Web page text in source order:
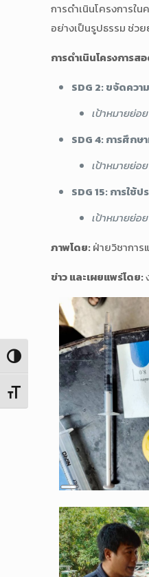
Toggle High Contrast
Toggle Font size
การดำเนินโครงการใ
อย่างเป็นรูปธรรม ช่ว
การดำเนินโครงการ
SDG 2: ขจัดคว
เป้าหมายย่อ
SDG 4: การศึก
เป้าหมายย่อ
SDG 15: การใช้
เป้าหมายย่อย
ภาพโดย:ฝ่ายวิชาการ
ข่าว และเผยแพร่โดย:
Long
Description